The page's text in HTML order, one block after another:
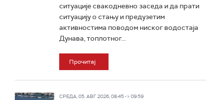
ситуације свакодневно заседа и да прати
ситуацију о стању и предузетим
активностима поводом ниског водостаја
Дунава, топлотног...
Прочитај
СРЕДА, 05. АВГ 2026, 08:45 -> 09:59